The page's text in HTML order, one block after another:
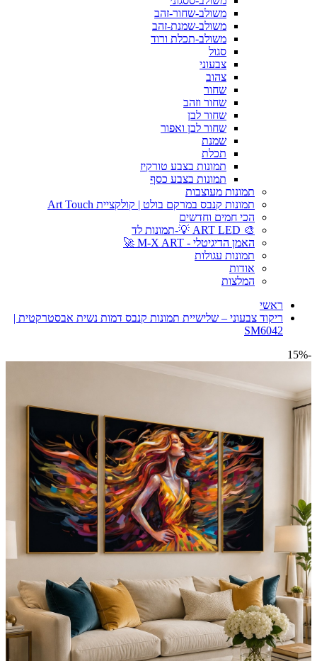
משולב-שחור-זהב
משולב-שמנת-זהב
משולב-תכלת ורוד
סגול
צבעוני
צהוב
שחור
שחור וזהב
שחור לבן
שחור לבן ואפור
שמנת
תכלת
תמונות בצבע טורקיז
תמונות בצבע כסף
תמונות מעוצבות
תמונות קנבס במרקם בולט | קולקציית Art Touch
הכי חמים וחדשים
🎨 ART LED 💡-תמונות לד
האמן הדיגיטלי - M-X ART 🚀
תמונות עגולות
אודות
המלצות
ראשי
ריקוד צבעוני – שלישיית תמונות קנבס דמות נשית אבסטרקטית |
SM6042
-15%